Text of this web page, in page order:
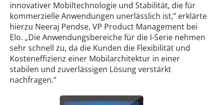
innovativer Mobiltechnologie und Stabilität, die für
kommerzielle Anwendungen unerlässlich ist,” erklärte
hierzu Neeraj Pendse, VP Product Management bei
Elo. „Die Anwendungsbereiche für die I-Serie nehmen
sehr schnell zu, da die Kunden die Flexibilität und
Kosteneffizienz einer Mobilarchitektur in einer
stabilen und zuverlässigen Lösung verstärkt
nachfragen.“